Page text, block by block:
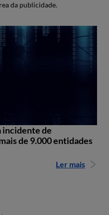
da publicidade.
incidente de
de 9.000 entidades
Ler mais